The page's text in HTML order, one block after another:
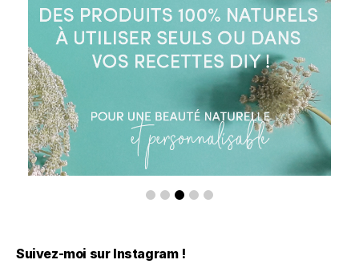
Suivez-moi sur Instagram !